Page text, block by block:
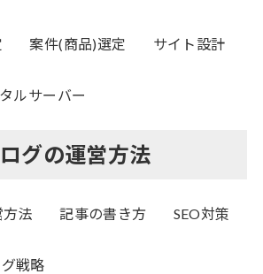
案件(商品)選定 サイト設計
ルサーバー
グの運営方法
方法 記事の書き方 SEO対策
戦略